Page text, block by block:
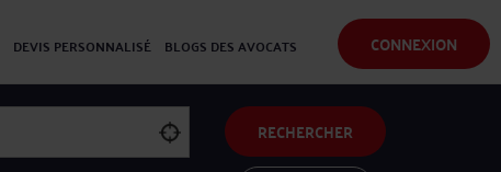
CONNEXION
DEVIS PERSONNALISÉ BLOGS DES AVOCATS
RECHERCHER